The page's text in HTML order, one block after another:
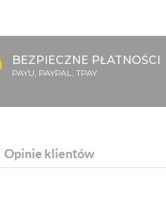
BEZPIECZNE PŁATNOŚCI
PAYU, PAYPAL, TPAY
Opinie klientów